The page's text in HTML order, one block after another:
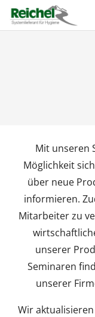
Mit unseren
Möglichkeit
über neue
informieren.
Mitarbeiter zu
unserer
Seminaren
unserer
Wir